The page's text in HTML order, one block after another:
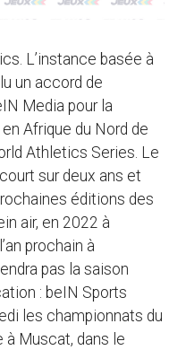
L’instance basée à
un accord de
Media pour la
Afrique du Nord de
Athletics Series. Le
sur deux ans et
éditions des
air, en 2022 à
prochain à
pas la saison
: beIN Sports
les championnats du
à Muscat, dans le